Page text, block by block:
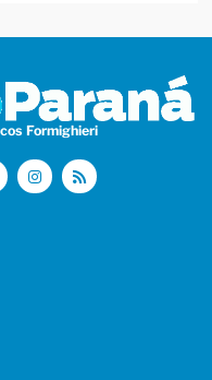
Formighieri